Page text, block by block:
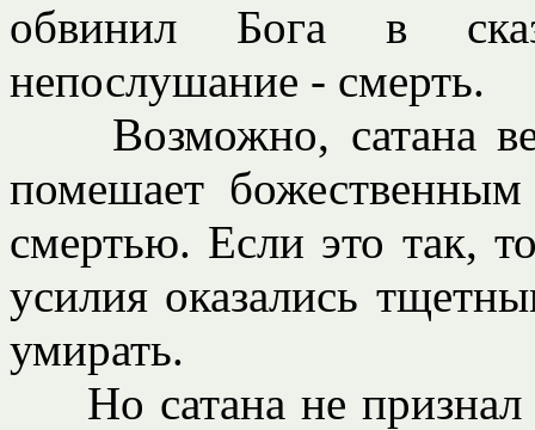
обвинил Бога в
непослушание - смерть.
Возможно, сатана
помешает
смертью. Если это так,
усилия оказались
умирать.
Но сатана не признал